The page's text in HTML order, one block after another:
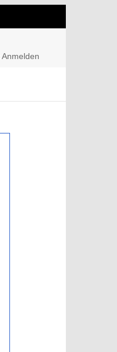
Anmelden